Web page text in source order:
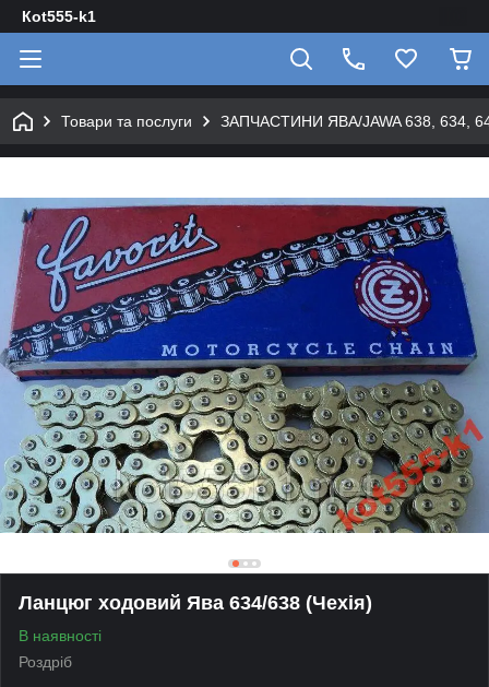
Кot555-k1
Товари та послуги ЗАПЧАСТИНИ ЯВА/JAWA 638, 634,
Ланцюг ходовий Ява 634/638 (Чехія)
В наявності
Роздріб